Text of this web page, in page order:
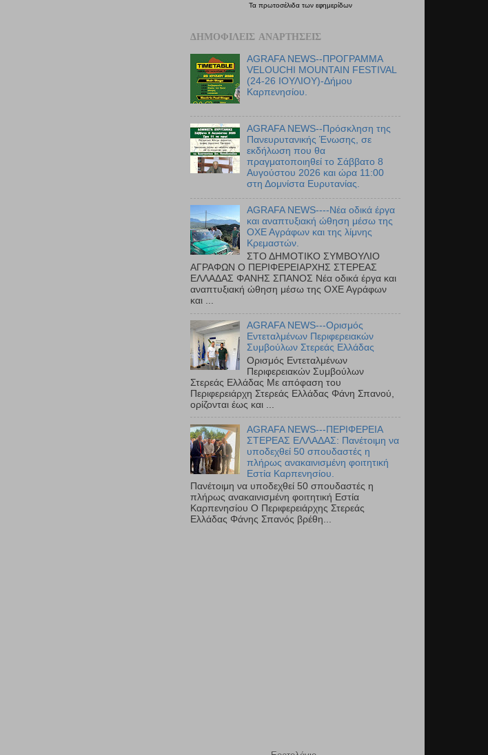
Τα πρωτοσέλιδα των εφημερίδων
ΔΗΜΟΦΙΛΕΊΣ ΑΝΑΡΤΉΣΕΙΣ
AGRAFA NEWS--ΠΡΟΓΡΑΜΜΑ
VELOUCHI MOUNTAIN FESTIVAL
(24-26 ΙΟΥΛΙΟΥ)-Δήμου
Καρπενησίου.
AGRAFA NEWS--Πρόσκληση της
Πανευρυτανικής Ένωσης, σε
εκδήλωση που θα
πραγματοποιηθεί το Σάββατο 8
Αυγούστου 2026 και ώρα 11:00
στη Δομνίστα Ευρυτανίας.
AGRAFA NEWS----Νέα οδικά έργα
και αναπτυξιακή ώθηση μέσω της
ΟΧΕ Αγράφων και της λίμνης
Κρεμαστών.
ΣΤΟ ΔΗΜΟΤΙΚΟ ΣΥΜΒΟΥΛΙΟ
ΑΓΡΑΦΩΝ Ο ΠΕΡΙΦΕΡΕΙΑΡΧΗΣ ΣΤΕΡΕΑΣ
ΕΛΛΑΔΑΣ ΦΑΝΗΣ ΣΠΑΝΟΣ Νέα οδικά έργα και
αναπτυξιακή ώθηση μέσω της ΟΧΕ Αγράφων
και ...
AGRAFA NEWS---Ορισμός
Εντεταλμένων Περιφερειακών
Συμβούλων Στερεάς Ελλάδας
Ορισμός Εντεταλμένων
Περιφερειακών Συμβούλων
Στερεάς Ελλάδας Με απόφαση του
Περιφερειάρχη Στερεάς Ελλάδας Φάνη Σπανού,
ορίζονται έως και ...
AGRAFA NEWS---ΠΕΡΙΦΕΡΕΙΑ
ΣΤΕΡΕΑΣ ΕΛΛΑΔΑΣ: Πανέτοιμη να
υποδεχθεί 50 σπουδαστές η
πλήρως ανακαινισμένη φοιτητική
Εστία Καρπενησίου.
Πανέτοιμη να υποδεχθεί 50 σπουδαστές η
πλήρως ανακαινισμένη φοιτητική Εστία
Καρπενησίου Ο Περιφερειάρχης Στερεάς
Ελλάδας Φάνης Σπανός βρέθη...